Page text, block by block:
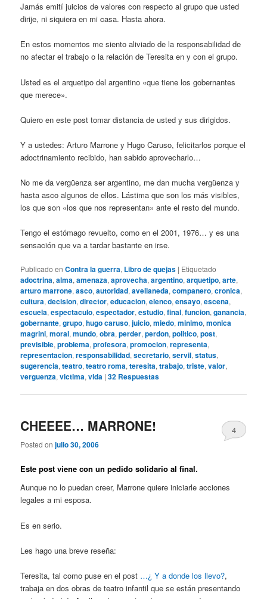
Jamás emití juicios de valores con respecto al grupo que usted
dirije, ni siquiera en mi casa. Hasta ahora.
En estos momentos me siento aliviado de la responsabilidad de
no afectar el trabajo o la relación de Teresita en y con el grupo.
Usted es el arquetipo del argentino «que tiene los gobernantes
que merece».
Quiero en este post tomar distancia de usted y sus dirigidos.
Y a ustedes: Arturo Marrone y Hugo Caruso, felicitarlos porque el
adoctrinamiento recibido, han sabido aprovecharlo…
No me da vergüenza ser argentino, me dan mucha vergüenza y
hasta asco algunos de ellos. Lástima que son los más visibles,
los que son «los que nos representan» ante el resto del mundo.
Tengo el estómago revuelto, como en el 2001, 1976… y es una
sensación que va a tardar bastante en irse.
Publicado en Contra la guerra, Libro de quejas | Etiquetado
adoctrina,alma,amenaza,aprovecha,argentino,arquetipo,arte,
arturo marrone,asco,autoridad,avellaneda,companero,cronica,
cultura,decision,director,educacion,elenco,ensayo,escena,
escuela,espectaculo,espectador,estudio,final,funcion,ganancia,
gobernante,grupo,hugo caruso,juicio,miedo,minimo,monica
magrini,moral,mundo,obra,perder,perdon,politico,post,
previsible,problema,profesora,promocion,representa,
representacion,responsabilidad,secretario,servil,status,
sugerencia,teatro,teatro roma,teresita,trabajo,triste,valor,
verguenza,victima,vida |32 Respuestas
CHEEEE… MARRONE!
Posted onjulio 30, 2006
4
Este post viene con un pedido solidario al final.
Aunque no lo puedan creer, Marrone quiere iniciarle acciones
legales a mi esposa.
Es en serio.
Les hago una breve reseña:
Teresita, tal como puse en el post …¿ Y a donde los llevo?,
trabaja en dos obras de teatro infantil que se están presentando